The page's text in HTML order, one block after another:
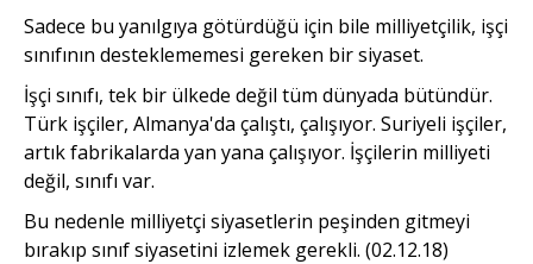
Sadece bu yanılgıya götürdüğü için bile milliyetçilik, işçi
sınıfının desteklememesi gereken bir siyaset.
İşçi sınıfı, tek bir ülkede değil tüm dünyada bütündür.
Türk işçiler, Almanya'da çalıştı, çalışıyor. Suriyeli işçiler,
artık fabrikalarda yan yana çalışıyor. İşçilerin milliyeti
değil, sınıfı var.
Bu nedenle milliyetçi siyasetlerin peşinden gitmeyi
bırakıp sınıf siyasetini izlemek gerekli. (02.12.18)